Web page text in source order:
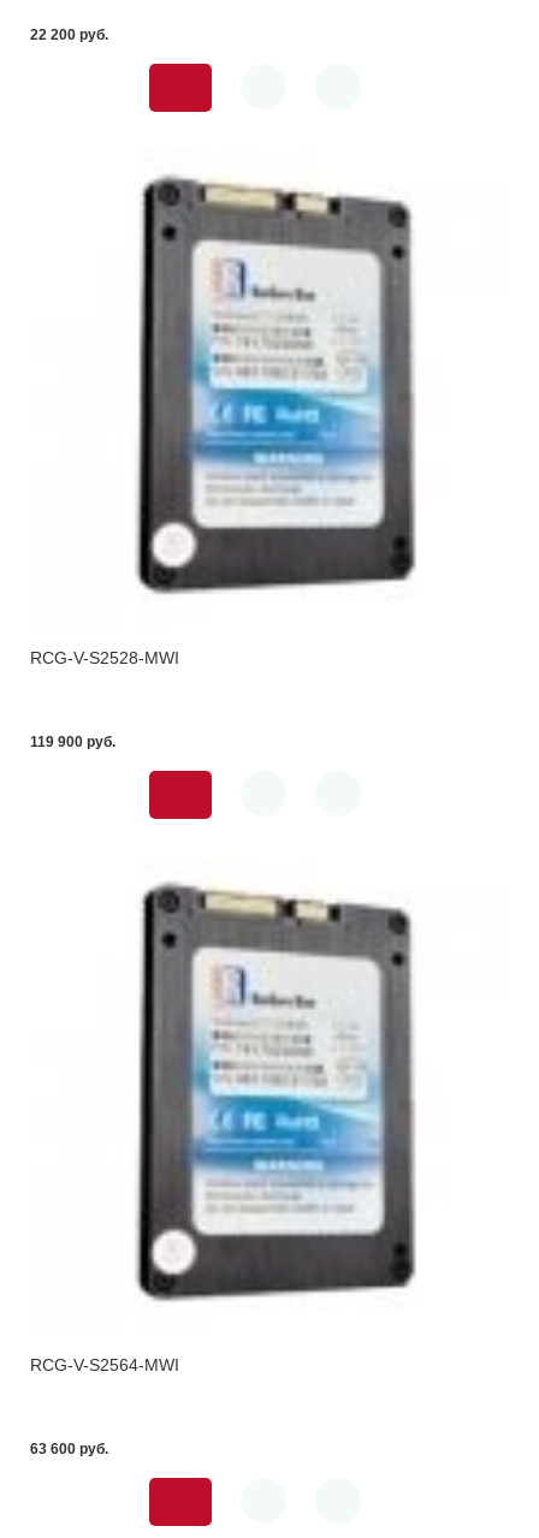
22 200 pуб.
RCG-V-S2528-MWI
119 900 pуб.
RCG-V-S2564-MWI
63 600 pуб.